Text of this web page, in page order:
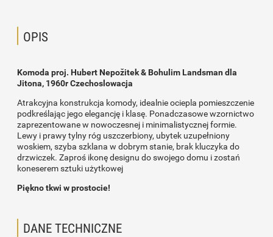
OPIS
Komoda proj. Hubert Nepožitek & Bohulim Landsman dla
Jitona, 1960r Czechoslowacja
Atrakcyjna konstrukcja komody, idealnie ociepla pomieszczenie
podkreślając jego elegancję i klasę. Ponadczasowe wzornictwo
zaprezentowane w nowoczesnej i minimalistycznej formie.
Lewy i prawy tylny róg uszczerbiony, ubytek uzupełniony
woskiem, szyba szklana w dobrym stanie, brak kluczyka do
drzwiczek. Zaproś ikonę designu do swojego domu i zostań
koneserem sztuki użytkowej
Piękno tkwi w prostocie!
DANE TECHNICZNE